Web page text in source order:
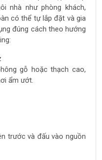
nhà như phòng khách,
có thể tự lắp đặt và gia
đúng cách theo hướng
gỗ hoặc thạch cao,
ẩm ướt.
trước và đấu vào nguồn